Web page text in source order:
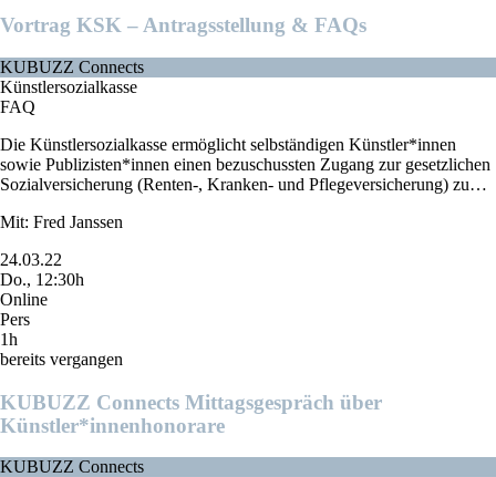
Vortrag KSK – Antragsstellung & FAQs
KUBUZZ Connects
Künstlersozialkasse
FAQ
Die Künstlersozialkasse ermöglicht selbständigen Künstler*innen
sowie Publizisten*innen einen bezuschussten Zugang zur gesetzlichen
Sozialversicherung (Renten-, Kranken- und Pflegeversicherung) zu…
Mit: Fred Janssen
24.03.22
Do., 12:30h
Online
Pers
1h
bereits vergangen
KUBUZZ Connects Mittagsgespräch über
Künstler*innenhonorare
KUBUZZ Connects